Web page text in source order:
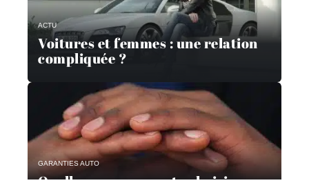
ACTU
Voitures et femmes : une relation
compliquée ?
GARANTIES AUTO
Quelle assurance auto choisir en